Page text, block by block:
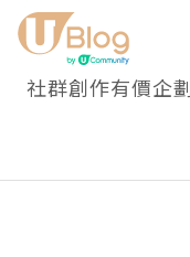
社群創作有價企